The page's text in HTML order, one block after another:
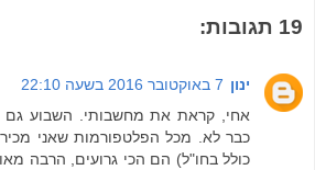
19 תגובות:
ינון 7 באוקטובר 2016 בשעה 22:10
כבר לא. מכל הפלטפורמות שאני מכיר
כולל בחו"ל) הם הכי גרועים, הרבה